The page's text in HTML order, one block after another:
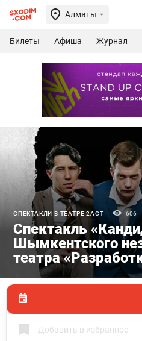
Алматы
Билеты Афиша Журнал
СПЕКТАКЛИ В ТЕАТРЕ 2ACT 606
Спектакль
Шымкентского
театра
Добавить в избранное